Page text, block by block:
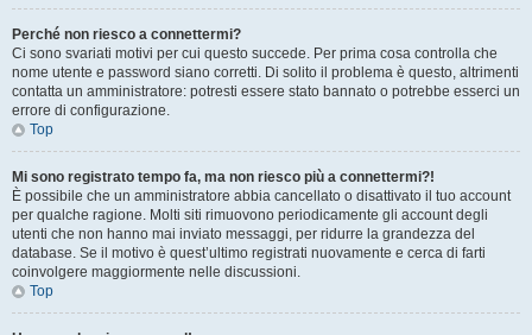
Perché non riesco a connettermi?
Ci sono svariati motivi per cui questo succede. Per prima cosa controlla che
nome utente e password siano corretti. Di solito il problema è questo, altrimenti
contatta un amministratore: potresti essere stato bannato o potrebbe esserci un
errore di configurazione.
Top
Mi sono registrato tempo fa, ma non riesco più a connettermi?!
È possibile che un amministratore abbia cancellato o disattivato il tuo account
per qualche ragione. Molti siti rimuovono periodicamente gli account degli
utenti che non hanno mai inviato messaggi, per ridurre la grandezza del
database. Se il motivo è quest’ultimo registrati nuovamente e cerca di farti
coinvolgere maggiormente nelle discussioni.
Top